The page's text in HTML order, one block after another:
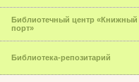
Библиотечный центр «Книжный
порт»
Библиотека-репозитарий